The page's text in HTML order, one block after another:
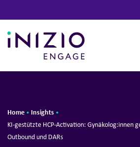
Home • Insights •
KI-gestützte HCP-Activation: Gynäkolog:innen
Outbound und DARs